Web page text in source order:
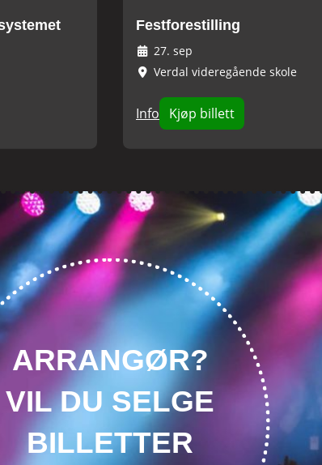
Festforestilling
27. sep
Verdal videregående skole
Info Kjøp billett
ARRANGØR?
VIL DU SELGE
BILLETTER